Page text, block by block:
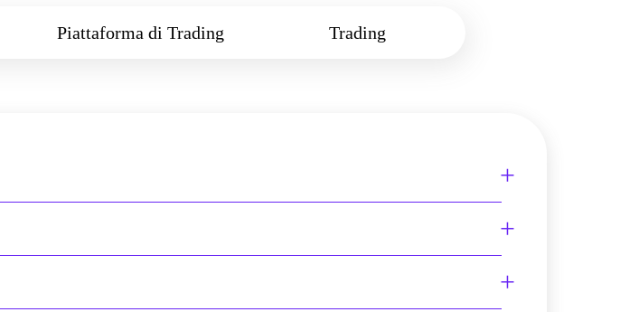
Piattaforma di Trading Trading